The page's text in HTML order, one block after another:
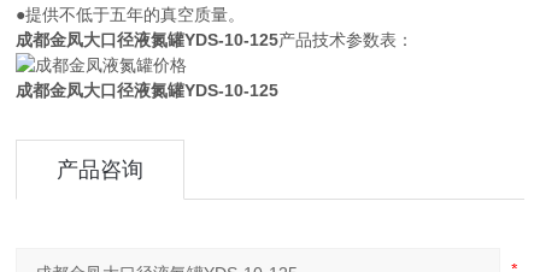
●提供不低于五年的真空质量。
成都金凤大口径液氮罐YDS-10-125产品技术参数表：
成都金凤大口径液氮罐YDS-10-125
产品咨询